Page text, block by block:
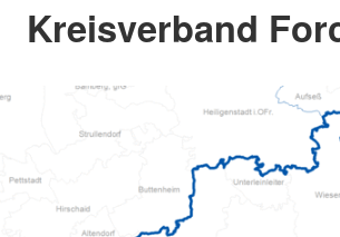
Kreisverband